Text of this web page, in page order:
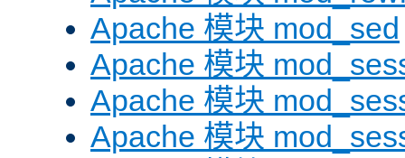
Apache 模块 mod_sed
Apache 模块
Apache 模块
Apache 模块